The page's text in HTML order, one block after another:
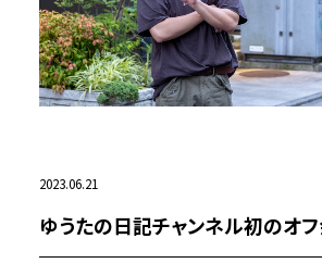
2023.06.21
ゆうたの日記チャンネル初のオフ